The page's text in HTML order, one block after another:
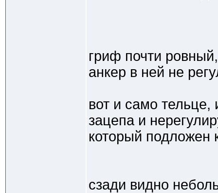
гриф почти
анкер в ней не
вот и само тельце,
зацепа и
который подложен
сзади видно